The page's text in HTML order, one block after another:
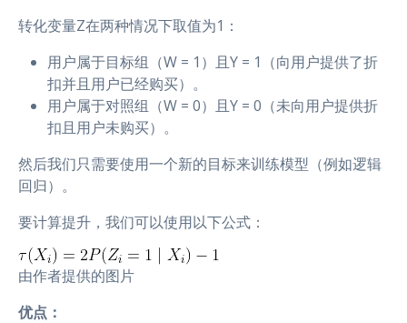
转化变量Z在两种情况下取值为1：
用户属于目标组（W = 1）且Y = 1（向用户提供了折
扣并且用户已经购买）。
用户属于对照组（W = 0）且Y = 0（未向用户提供折
扣且用户未购买）。
然后我们只需要使用一个新的目标来训练模型（例如逻辑
回归）。
要计算提升，我们可以使用以下公式：
由作者提供的图片
优点：